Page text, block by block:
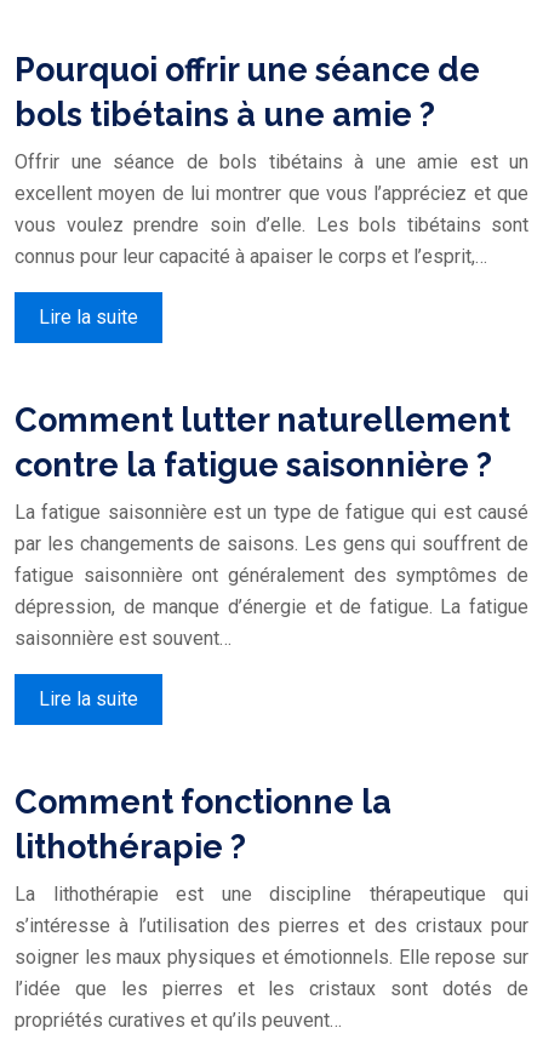
Pourquoi offrir une séance de
bols tibétains à une amie ?
Offrir une séance de bols tibétains à une amie est un
excellent moyen de lui montrer que vous l’appréciez et que
vous voulez prendre soin d’elle. Les bols tibétains sont
connus pour leur capacité à apaiser le corps et l’esprit,…
Lire la suite
Comment lutter naturellement
contre la fatigue saisonnière ?
La fatigue saisonnière est un type de fatigue qui est causé
par les changements de saisons. Les gens qui souffrent de
fatigue saisonnière ont généralement des symptômes de
dépression, de manque d’énergie et de fatigue. La fatigue
saisonnière est souvent…
Lire la suite
Comment fonctionne la
lithothérapie ?
La lithothérapie est une discipline thérapeutique qui
s’intéresse à l’utilisation des pierres et des cristaux pour
soigner les maux physiques et émotionnels. Elle repose sur
l’idée que les pierres et les cristaux sont dotés de
propriétés curatives et qu’ils peuvent…